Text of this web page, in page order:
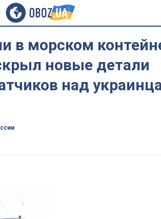
морском
новые детали
над